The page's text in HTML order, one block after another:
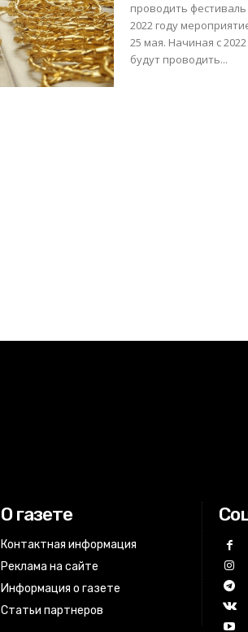
проводить
2022 году
25 мая. Начиная с 2022 года в Бухаре каждые два года в мае
будут проводить...
О газете
Контактная информация
Реклама на сайте
Информация о газете
Статьи партнеров